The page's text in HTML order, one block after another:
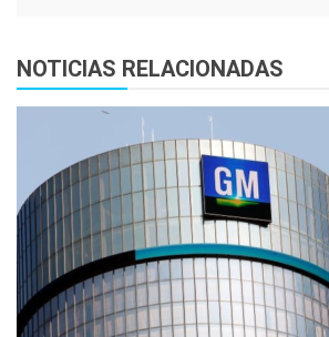
NOTICIAS RELACIONADAS